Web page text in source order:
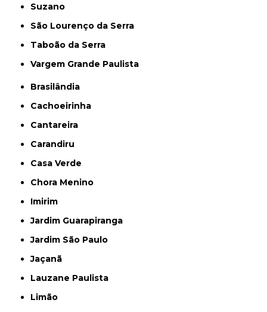
Suzano
São Lourenço da Serra
Taboão da Serra
Vargem Grande Paulista
Brasilândia
Cachoeirinha
Cantareira
Carandiru
Casa Verde
Chora Menino
Imirim
Jardim Guarapiranga
Jardim São Paulo
Jaçanã
Lauzane Paulista
Limão